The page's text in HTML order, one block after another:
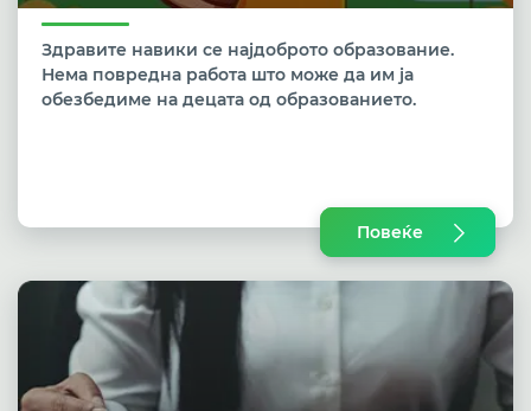
Здравите навики се најдоброто образование.
Нема повредна работа што може да им ја
обезбедиме на децата од образованието.
Повеќе